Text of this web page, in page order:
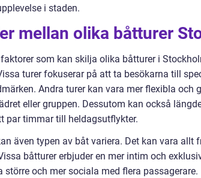
i staden.
mellan olika båtturer
som kan skilja olika båtturer i
turer fokuserar på att ta besökarna till
Andra turer kan vara mer flexibla och
eller gruppen. Dessutom kan också
par timmar till heldagsutflykter.
även typen av båt variera. Det kan vara
båtturer erbjuder en mer intim och
större och mer sociala med flera passagerare.